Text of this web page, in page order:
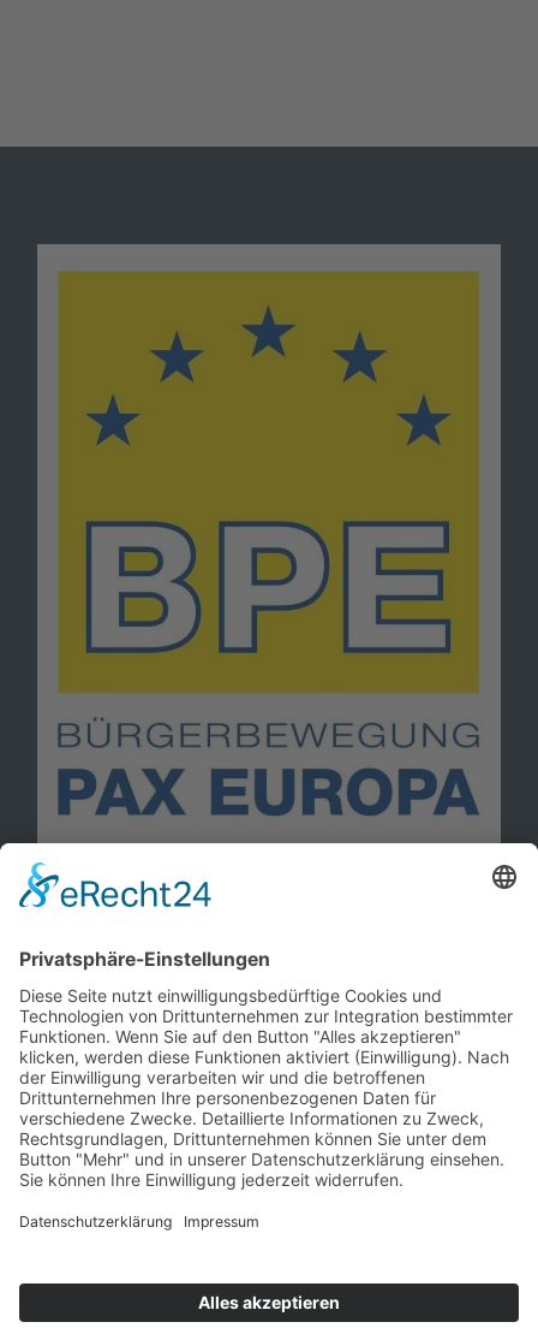
Kontakt
Mitglied werden!
Impressum
Datenschutz
Copyright 2023. All rights reserved.